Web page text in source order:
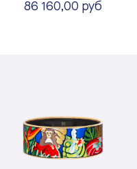
86 160,00 руб